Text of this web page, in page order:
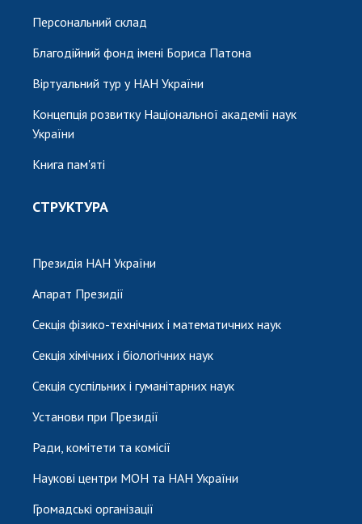
Персональний склад
Благодійний фонд імені Бориса Патона
Віртуальний тур у НАН України
Концепція розвитку Національної академії наук
України
Книга пам'яті
СТРУКТУРА
Президія НАН України
Апарат Президії
Секція фізико-технічних і математичних наук
Секція хімічних і біологічних наук
Секція суспільних і гуманітарних наук
Установи при Президії
Ради, комітети та комісії
Наукові центри МОН та НАН України
Громадські організації